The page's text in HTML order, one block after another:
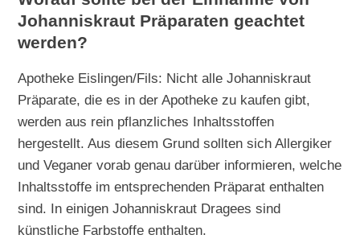
Johanniskraut Präparaten geachtet
werden?
Apotheke Eislingen/Fils: Nicht alle Johanniskraut
Präparate, die es in der Apotheke zu kaufen gibt,
werden aus rein pflanzliches Inhaltsstoffen
hergestellt. Aus diesem Grund sollten sich Allergiker
und Veganer vorab genau darüber informieren, welche
Inhaltsstoffe im entsprechenden Präparat enthalten
sind. In einigen Johanniskraut Dragees sind
künstliche Farbstoffe enthalten.